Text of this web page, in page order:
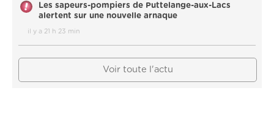
Les sapeurs-pompiers de Puttelange-aux-Lacs
alertent sur une nouvelle arnaque
il y a 21 h 23 min
Voir toute l'actu